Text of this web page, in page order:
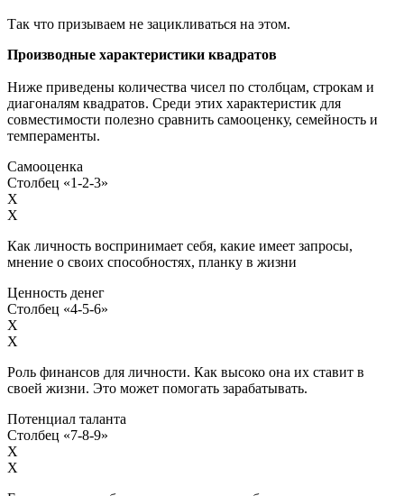
Так что призываем не зацикливаться на этом.
Производные характеристики квадратов
Ниже приведены количества чисел по столбцам, строкам и
диагоналям квадратов. Среди этих характеристик для
совместимости полезно сравнить самооценку, семейность и
темпераменты.
Самооценка
Столбец «1-2-3»
X
X
Как личность воспринимает себя, какие имеет запросы,
мнение о своих способностях, планку в жизни
Ценность денег
Столбец «4-5-6»
X
X
Роль финансов для личности. Как высоко она их ставит в
своей жизни. Это может помогать зарабатывать.
Потенциал таланта
Столбец «7-8-9»
X
X